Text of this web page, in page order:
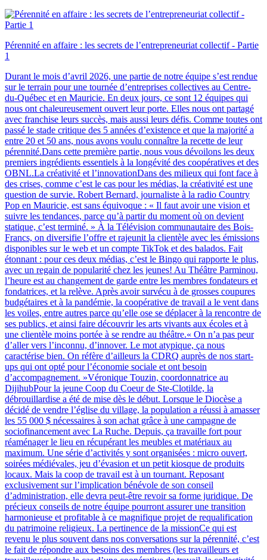
Pérennité en affaire : les secrets de l’entrepreneuriat collectif - Partie
1
Durant le mois d’avril 2026, une partie de notre équipe s’est rendue
sur le terrain pour une tournée d’entreprises collectives au Centre-
du-Québec et en Mauricie. En deux jours, ce sont 12 équipes qui
nous ont chaleureusement ouvert leur porte. Elles nous ont partagé
avec franchise leurs succès, mais aussi leurs défis. Comme toutes ont
passé le stade critique des 5 années d’existence et que la majorité a
entre 20 et 50 ans, nous avons voulu connaître la recette de leur
pérennité.Dans cette première partie, nous vous dévoilons les deux
premiers ingrédients essentiels à la longévité des coopératives et des
OBNL.La créativité et l’innovationDans des milieux qui font face à
des crises, comme c’est le cas pour les médias, la créativité est une
question de survie. Robert Bernard, journaliste à la radio Country
Pop en Mauricie, est sans équivoque : « Il faut avoir une vision et
suivre les tendances, parce qu’à partir du moment où on devient
statique, c’est terminé. » À la Télévision communautaire des Bois-
Francs, on diversifie l’offre et rajeunit la clientèle avec les émissions
disponibles sur le web et un compte TikTok et des balados. Fait
étonnant : pour ces deux médias, c’est le Bingo qui rapporte le plus,
avec un regain de popularité chez les jeunes! Au Théâtre Parminou,
l’heure est au changement de garde entre les membres fondateurs et
fondatrices, et la relève. Après avoir survécu à de grosses coupures
budgétaires et à la pandémie, la coopérative de travail a le vent dans
les voiles, entre autres parce qu’elle ose se déplacer à la rencontre de
ses publics, et ainsi faire découvrir les arts vivants aux écoles et à
une clientèle moins portée à se rendre au théâtre.« On n’a pas peur
d’aller vers l’inconnu, d’innover. Le mot atypique, ça nous
caractérise bien. On réfère d’ailleurs la CDRQ auprès de nos start-
ups qui ont opté pour l’économie sociale et ont besoin
d’accompagnement. »Véronique Touzin, coordonnatrice au
DijihubPour la jeune Coop du Coeur de Ste-Clotilde, la
débrouillardise a été de mise dès le début. Lorsque le Diocèse a
décidé de vendre l’église du village, la population a réussi à amasser
les 55 000 $ nécessaires à son achat grâce à une campagne de
sociofinancement avec La Ruche. Depuis, ça travaille fort pour
réaménager le lieu en récupérant les meubles et matériaux au
maximum. Une série d’activités y sont organisées : micro ouvert,
soirées médiévales, jeu d’évasion et un petit kiosque de produits
locaux. Mais la coop de travail est à un tournant. Reposant
exclusivement sur l’implication bénévole de son conseil
d’administration, elle devra peut-être revoir sa forme juridique. De
précieux conseils de notre équipe pourront assurer une transition
harmonieuse et profitable à ce magnifique projet de requalification
du patrimoine religieux. La pertinence de la missionCe qui est
revenu le plus souvent dans nos conversations sur la pérennité, c’est
le fait de répondre aux besoins des membres (les travailleurs et